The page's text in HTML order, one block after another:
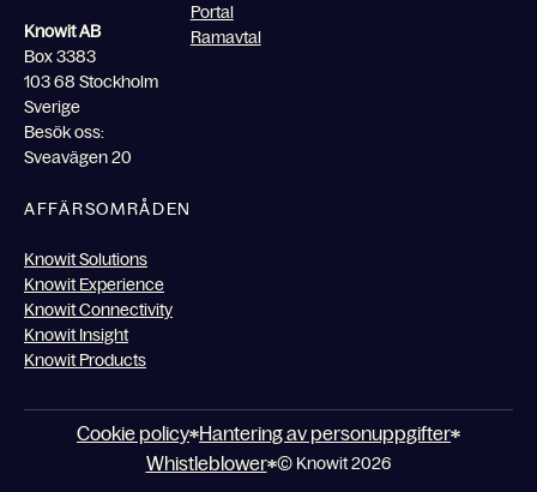
Knowit AB
Box 3383
103 68 Stockholm
Sverige
Besök oss:
Sveavägen 20
Portal
Ramavtal
AFFÄRSOMRÅDEN
Knowit Solutions
Knowit Experience
Knowit Connectivity
Knowit Insight
Knowit Products
Cookie policy Hantering av personuppgifter
Whistleblower © Knowit 2026